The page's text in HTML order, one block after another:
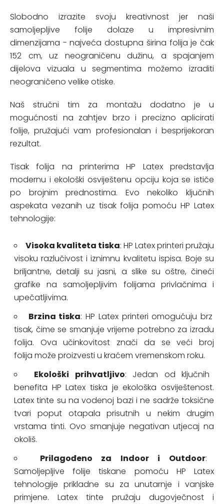
Slobodno izrazite svoju kreativnost jer naši
samoljepljive folije dolaze u impresivnim
dimenzijama - najveća dostupna širina folija je čak
152 cm, uz neograničenu dužinu, a spajanjem
dijelova vizuala u segmentima možemo izraditi
neograničeno velike otiske.
Naš stručni tim za montažu dodatno je u
mogućnosti na zahtjev brzo i precizno aplicirati
folije, pružajući vam profesionalan i besprijekoran
rezultat.
Tisak folija na printerima HP Latex predstavlja
modernu i ekološki osviještenu opciju koja se ističe
po brojnim prednostima. Evo nekoliko ključnih
aspekata vezanih uz tisak folija pomoću HP Latex
tehnologije:
Visoka kvaliteta tiska: HP Latex printeri pružaju
visoku razlučivost i iznimnu kvalitetu ispisa. Boje su
briljantne, detalji su jasni, a slike su oštre, čineći
grafike na samoljepljivim folijama privlačnima i
upečatljivima.
Brzina tiska: HP Latex printeri omogućuju brz
tisak, čime se smanjuje vrijeme potrebno za izradu
folija. Ova učinkovitost znači da se veći broj
folija može proizvesti u kraćem vremenskom roku.
Ekološki prihvatljivo: Jedan od ključnih
benefita HP Latex tiska je ekološka osviještenost.
Latex tinte su na vodenoj bazi i ne sadrže toksične
tvari poput otapala prisutnih u nekim drugim
vrstama tinti. Ovo smanjuje negativan utjecaj na
okoliš.
Prilagođeno za Indoor i Outdoor:
Samoljepljive folije tiskane pomoću HP Latex
tehnologije prikladne su za unutarnje i vanjske
primjene. Latex tinte pružaju dugovječnost i